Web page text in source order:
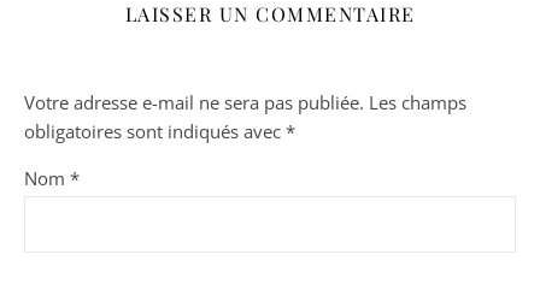
LAISSER UN COMMENTAIRE
Votre adresse e-mail ne sera pas publiée. Les champs
obligatoires sont indiqués avec *
Nom *